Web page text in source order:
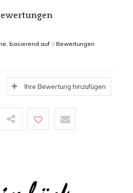
basierend auf 0 Bewertungen
Ihre Bewertung hinzufügen